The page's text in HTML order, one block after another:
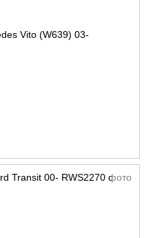
Vito (W639) 03-